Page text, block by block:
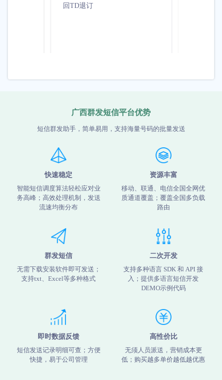
回TD退订
广西群发短信平台优势
短信群发助手，简单易用，支持海量号码的批量发送
快速稳定
智能短信调度算法轻松应对业
务高峰；高效处理机制，发送
流速均衡分布
资源丰富
移动、联通、电信全国全网优
质通道覆盖；覆盖全国多负载
路由
群发短信
无需下载安装软件即可发送；
支持txt、Excel等多种格式
二次开发
支持多种语言 SDK 和 API 接
入；提供多语言短信开发
DEMO示例代码
即时数据反馈
短信发送记录明细可查；方便
快捷，易于公司管理
高性价比
无须人员派送，营销成本更
低；购买越多单价越低越优惠